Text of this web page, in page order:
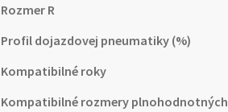
Rozmer R
Profil dojazdovej pneumatiky (%)
Kompatibilné roky
Kompatibilné rozmery plnohodnotných